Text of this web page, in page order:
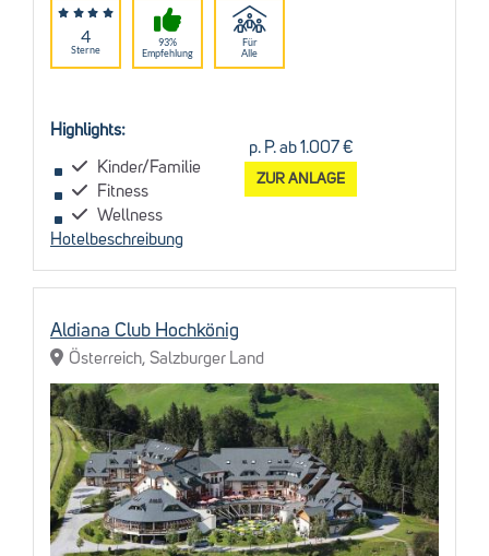
4
Sterne
93%
Empfehlung
Für
Alle
Highlights:
Kinder/Familie
Fitness
Wellness
Hotelbeschreibung
p. P. ab 1.007 €
ZUR ANLAGE
Aldiana Club Hochkönig
Österreich, Salzburger Land